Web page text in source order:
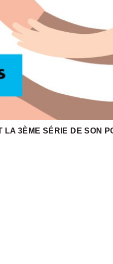
LA 3ÈME SÉRIE DE SON